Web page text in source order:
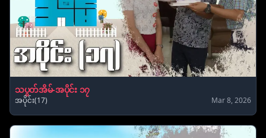
သပွတ်အိမ်-အပိုင်း ၁၇
အပိုင်း(17) Mar 8, 2026